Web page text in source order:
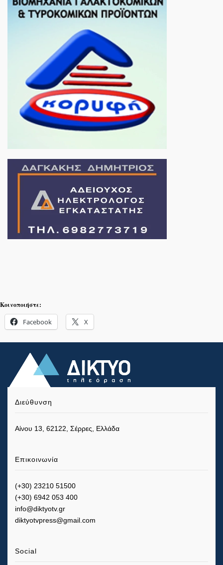
Κοινοποιήστε:
Facebook X
Διεύθυνση
Αίνου 13, 62122, Σέρρες, Ελλάδα
Επικοινωνία
(+30) 23210 51500
(+30) 6942 053 400
info@diktyotv.gr
diktyotvpress@gmail.com
Social